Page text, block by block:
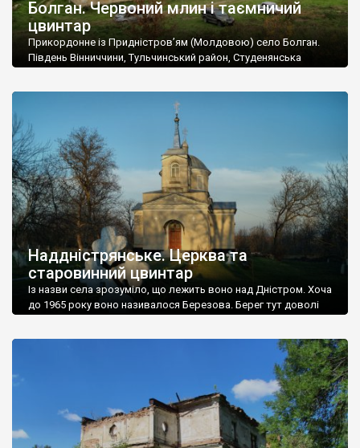
Болган. Червоний млин і таємничий
цвинтар
Прикордонне із Придністров’ям (Молдовою) село Болган.
Південь Вінниччини, Тульчинський район, Студенянська
старовинний цвинтар із кам’яними хрестами. Всі епітафії, які
збереглися, написані кирилицею, церковнослов’янською
мовою. За всіма традиційними ознаками – цвинтар
український. Хрести датуються 19 століттям. У 1924-1940
роках Болган […]
Наддністрянське. Церква та
старовинний цвинтар
Із назви села зрозуміло, що лежить воно над Дністром. Хоча
до 1965 року воно називалося Березова. Берег тут доволі
Наддністрянське відрізняється від більшості навколишніх
сіл. У селі є мурована Михайлівська церква. Точної дати […]